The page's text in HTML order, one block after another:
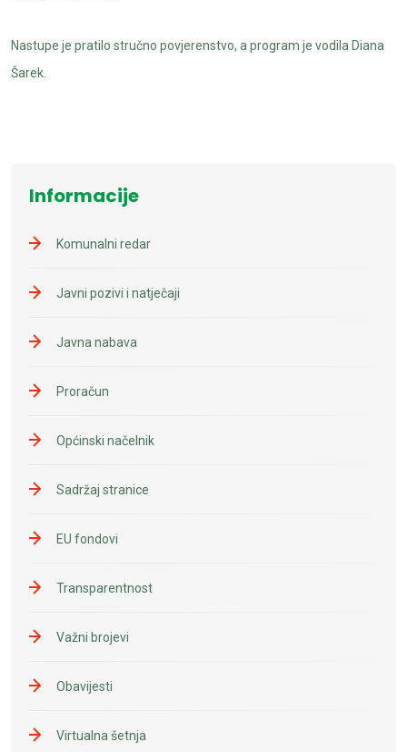
Nastupe je pratilo stručno povjerenstvo, a program je vodila Diana
Šarek.
Informacije
Komunalni redar
Javni pozivi i natječaji
Javna nabava
Proračun
Općinski načelnik
Sadržaj stranice
EU fondovi
Transparentnost
Važni brojevi
Obavijesti
Virtualna šetnja